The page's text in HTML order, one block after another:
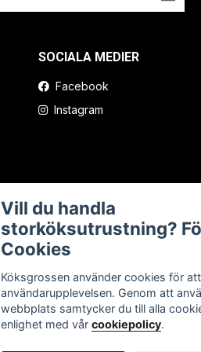
SOCIALA MEDIER
Facebook
Instagram
Vill du handla
storköksutrustning?
Cookies
Köksgrossen använder cookies för
användarupplevelsen. Genom att
webbplats samtycker du till alla
enlighet med vårcookiepolicy.